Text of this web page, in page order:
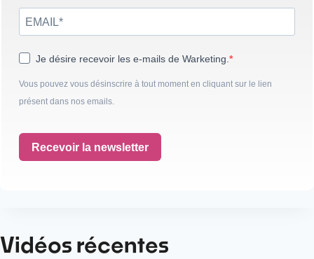
Je désire recevoir les e-mails de Warketing.
Vous pouvez vous désinscrire à tout moment en cliquant sur le lien
présent dans nos emails.
Recevoir la newsletter
Vidéos récentes